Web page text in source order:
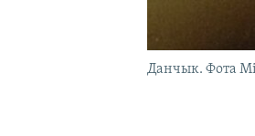
Данчык. Фота